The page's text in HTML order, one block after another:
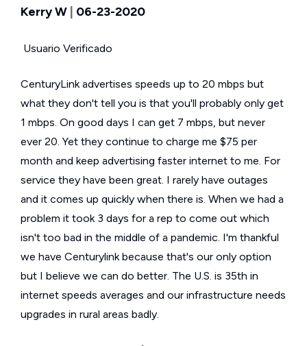
Kerry W 06-23-2020
Usuario Verificado
CenturyLink advertises speeds up to 20 mbps but
what they don't tell you is that you'll probably only get
1 mbps. On good days I can get 7 mbps, but never
ever 20. Yet they continue to charge me $75 per
month and keep advertising faster internet to me. For
service they have been great. I rarely have outages
and it comes up quickly when there is. When we had a
problem it took 3 days for a rep to come out which
isn't too bad in the middle of a pandemic. I'm thankful
we have Centurylink because that's our only option
but I believe we can do better. The U.S. is 35th in
internet speeds averages and our infrastructure needs
upgrades in rural areas badly.